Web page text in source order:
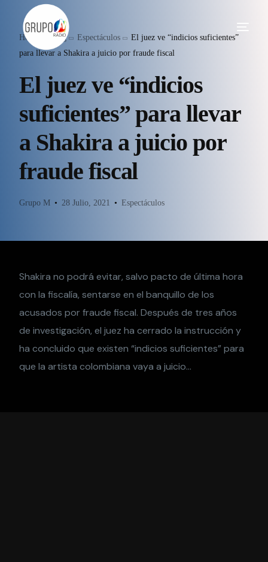
Home Blog Espectáculos
El juez ve “indicios suficientes”
para llevar a Shakira a juicio por fraude fiscal
El juez ve “indicios
suficientes” para llevar
a Shakira a juicio por
fraude fiscal
Grupo M 28 Julio, 2021 Espectáculos
Shakira no podrá evitar, salvo pacto de última hora
con la fiscalía, sentarse en el banquillo de los
acusados por fraude fiscal. Después de tres años
de investigación, el juez ha cerrado la instrucción y
ha concluido que existen “indicios suficientes” para
que la artista colombiana vaya a juicio…